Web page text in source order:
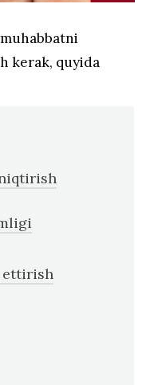
kerak, quyida
ettirish